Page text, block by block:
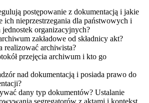
postępowanie z dokumentacją i jakie
ich nieprzestrzegania dla państwowych i
organizacyjnych?
zakładowe od składnicy akt?
realizować archiwista?
przejęcia archiwum i kto go
nad dokumentacją i posiada prawo do
dany typ dokumentów? Ustalanie